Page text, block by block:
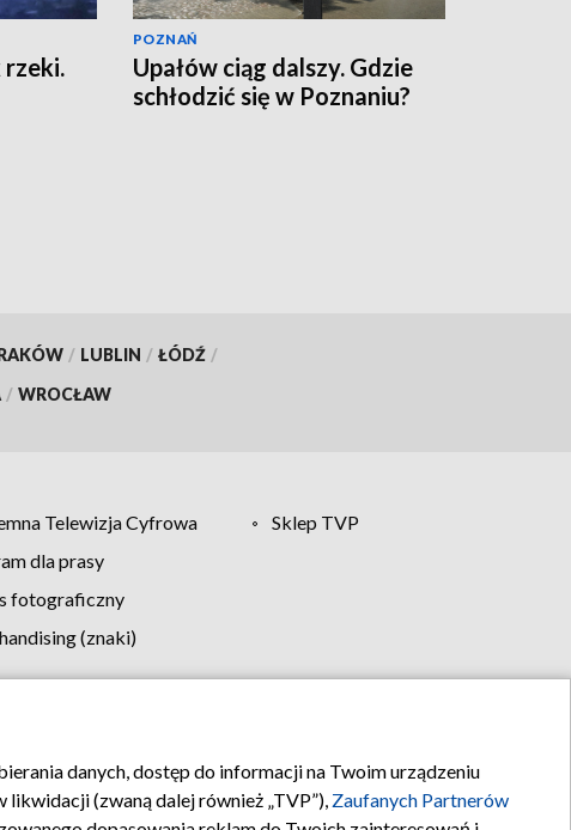
rzeki.
POZNAŃ
Upałów ciąg dalszy. Gdzie
schłodzić się w Poznaniu?
/ LUBLIN / ŁÓDŹ /
/ WROCŁAW
Telewizja Cyfrowa
Sklep TVP
dla prasy
fotograficzny
(znaki)
reklamy Kontakt
danych, dostęp do informacji na Twoim urządzeniu
(zwaną dalej również „TVP”), Zaufanych Partnerów